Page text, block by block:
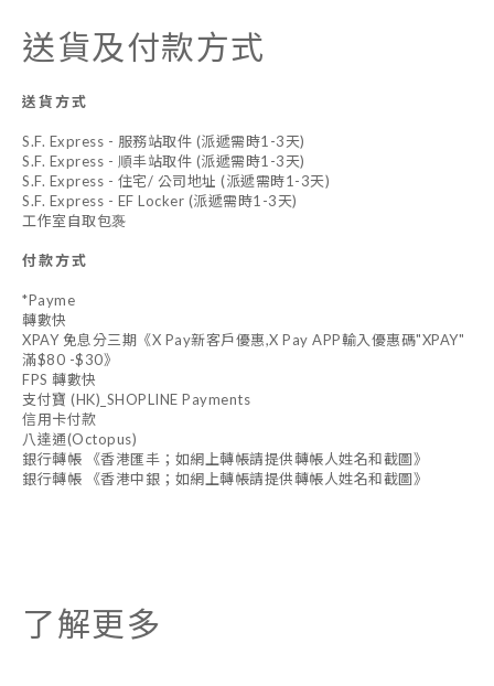
送貨及付款方式
送貨方式
S.F. Express - 服務站取件 (派遞需時1-3天)
S.F. Express - 順丰站取件 (派遞需時1-3天)
S.F. Express - 住宅/ 公司地址 (派遞需時1-3天)
S.F. Express - EF Locker (派遞需時1-3天)
工作室自取包褢
付款方式
*Payme
轉數快
XPAY 免息分三期《X Pay新客戶優惠,X Pay APP輸入優惠碼"XPAY"
滿$80 -$30》
FPS 轉數快
支付寶 (HK)_SHOPLINE Payments
信用卡付款
八達通(Octopus)
銀行轉帳 《香港匯丰；如網上轉帳請提供轉帳人姓名和截圖》
銀行轉帳 《香港中銀；如網上轉帳請提供轉帳人姓名和截圖》
了解更多